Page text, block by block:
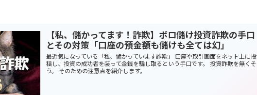
【私、儲かってます！詐欺】ボロ儲け投資詐欺の手口
とその対策「口座の預金額も儲けも全ては幻」
最近気になっている「私、儲かっています詐欺」 口座や取引画面をネット上に投
稿し、投資の成功者を装って金銭を騙し取るという手口です。 投資詐欺を無くそ
う。 そのための注意点を紹介します。